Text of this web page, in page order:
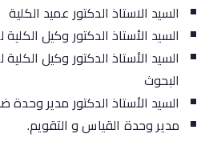
السيد الاستاذ الدكتور عميد الكلية
السيد الأستاذ الدكتور وكيل
السيد الأستاذ الدكتور وكيل
البحوث
السيد الأستاذ الدكتور مدير وحدة
مدير وحدة القياس و التقويم.